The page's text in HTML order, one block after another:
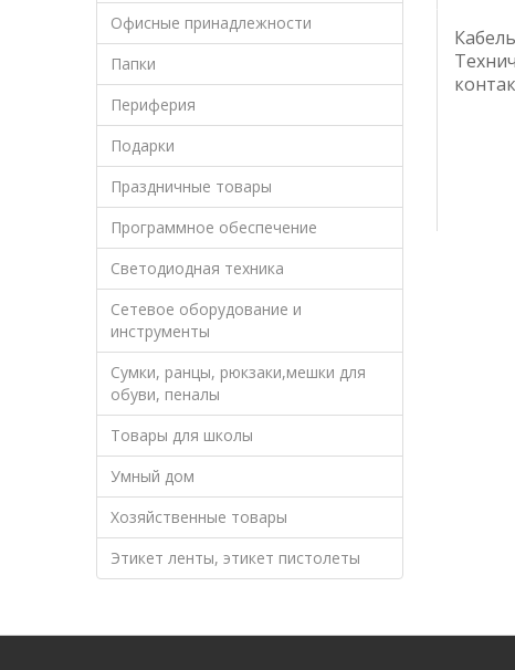
Офисные принадлежности
Папки
Периферия
Подарки
Праздничные товары
Программное обеспечение
Светодиодная техника
Сетевое оборудование и
инструменты
Сумки, ранцы, рюкзаки,мешки для
обуви, пеналы
Товары для школы
Умный дом
Хозяйственные товары
Этикет ленты, этикет пистолеты